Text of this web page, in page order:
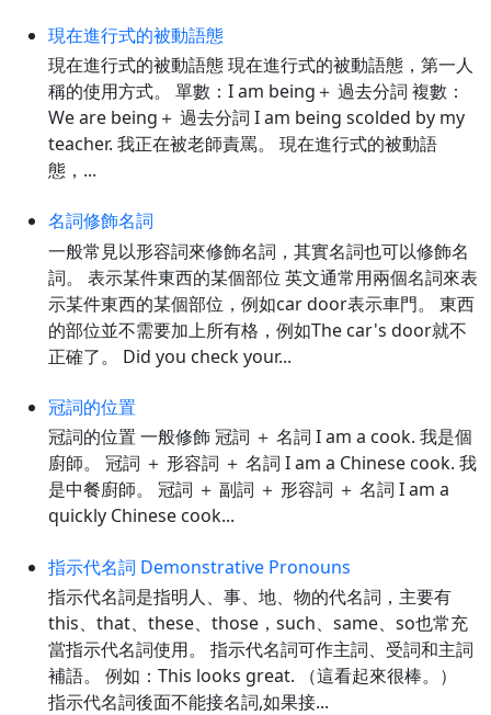
現在進行式的被動語態
現在進行式的被動語態 現在進行式的被動語態，第一人
稱的使用方式。 單數：I am being＋ 過去分詞 複數：
We are being＋ 過去分詞 I am being scolded by my
teacher. 我正在被老師責罵。 現在進行式的被動語
態，...
名詞修飾名詞
一般常見以形容詞來修飾名詞，其實名詞也可以修飾名
詞。 表示某件東西的某個部位 英文通常用兩個名詞來表
示某件東西的某個部位，例如car door表示車門。 東西
的部位並不需要加上所有格，例如The car's door就不
正確了。 Did you check your...
冠詞的位置
冠詞的位置 一般修飾 冠詞 ＋ 名詞 I am a cook. 我是個
廚師。 冠詞 ＋ 形容詞 ＋ 名詞 I am a Chinese cook. 我
是中餐廚師。 冠詞 ＋ 副詞 ＋ 形容詞 ＋ 名詞 I am a
quickly Chinese cook...
指示代名詞 Demonstrative Pronouns
指示代名詞是指明人、事、地、物的代名詞，主要有
this、that、these、those，such、same、so也常充
當指示代名詞使用。 指示代名詞可作主詞、受詞和主詞
補語。 例如：This looks great. （這看起來很棒。）
指示代名詞後面不能接名詞,如果接...